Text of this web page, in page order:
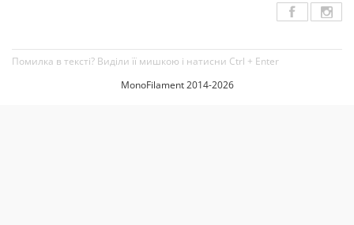
Помилка в тексті? Виділи її мишкою і натисни Ctrl + Enter
MonoFilament 2014-2026